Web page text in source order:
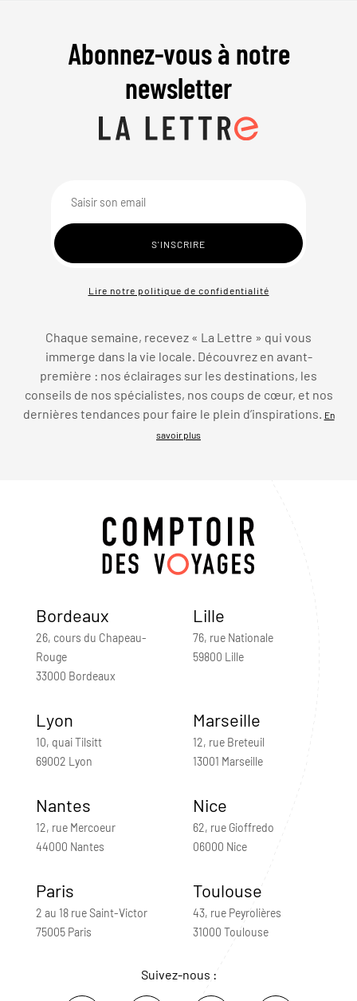
Abonnez-vous à notre
newsletter
Lire notre politique de confidentialité
Chaque semaine, recevez « La Lettre » qui vous
immerge dans la vie locale. Découvrez en avant-
première : nos éclairages sur les destinations, les
conseils de nos spécialistes, nos coups de cœur, et nos
dernières tendances pour faire le plein d’inspirations.
En
savoir plus
Bordeaux
26, cours du Chapeau-
Rouge
33000 Bordeaux
Lille
76, rue Nationale
59800 Lille
Lyon
10, quai Tilsitt
69002 Lyon
Marseille
12, rue Breteuil
13001 Marseille
Nantes
12, rue Mercoeur
44000 Nantes
Nice
62, rue Gioffredo
06000 Nice
Paris
2 au 18 rue Saint-Victor
75005 Paris
Toulouse
43, rue Peyrolières
31000 Toulouse
Suivez-nous :